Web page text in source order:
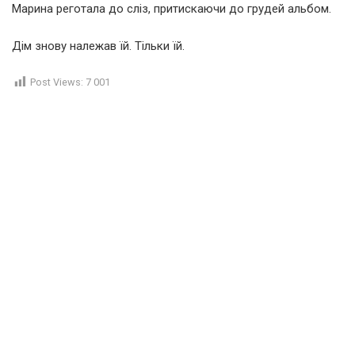
Марина реготала до сліз, притискаючи до грудей альбом.
Дім знову належав їй. Тільки їй.
Post Views: 7 001